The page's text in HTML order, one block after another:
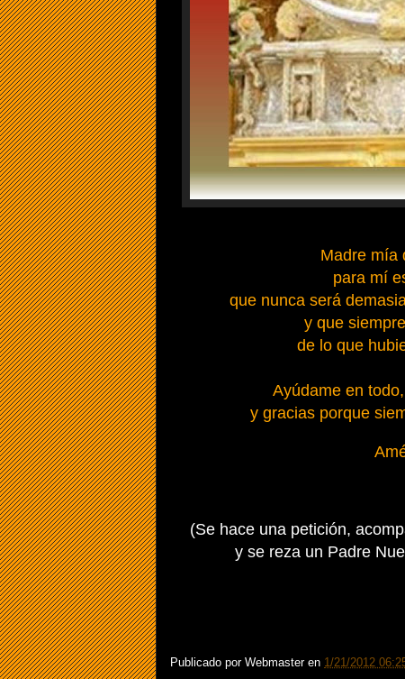
Madre mía
para mí
que nunca será
y que
de lo que
Ayúdame en
y gracias porque
(Se hace una petición,
y se reza un Padre
Publicado por Webmaster en 1/21/2012